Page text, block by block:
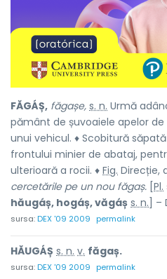
FĂGÁȘ, făgașe, s. n. Urmă
pământ de șuvoaiele apelor
unui vehicul. ♦ Scobitură
frontului minier de abataj,
ulterioară a rocii. ♦ Fig. Direcție,
cercetările pe un nou făgaș. Pl.
hăugáș, hogáș, văgáș s. n. ]
sursa:DEX '09 2009 permalink
HĂUGÁȘ s. n. v. făgaș.
sursa:DEX '09 2009 permalink